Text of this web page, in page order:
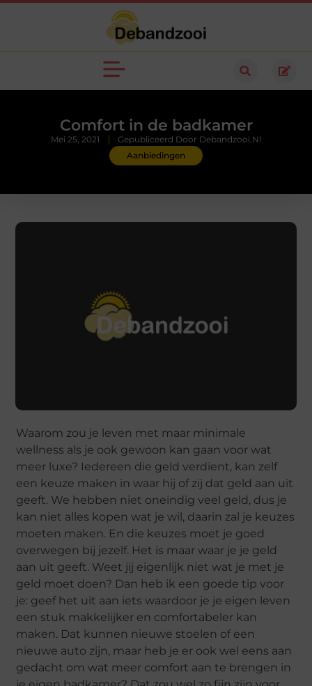
Comfort in de badkamer
Aanbiedingen
Mei 25, 2021 Gepubliceerd Door Debandzooi.nl
Waarom zou je leven met maar minimale
wellness als je ook gewoon kan gaan voor wat
meer luxe? Iedereen die geld verdient, kan zelf
een keuze maken in waar hij of zij dat geld aan uit
geeft. We hebben niet oneindig veel geld, dus je
kan niet alles kopen wat je wil, daarin zal je keuzes
moeten maken. En die keuzes moet je goed
overwegen bij jezelf. Het is maar waar je je geld
aan uit geeft. Weet jij eigenlijk niet wat je met je
geld moet doen? Dan heb ik een goede tip voor
je: geef het uit aan iets waardoor je je eigen leven
een stuk makkelijker en comfortabeler kan
maken. Dat kunnen nieuwe stoelen of een
nieuwe auto zijn, maar heb je er ook wel eens aan
gedacht om wat meer comfort aan te brengen in